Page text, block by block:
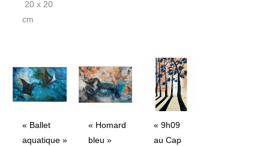
20 x 20
cm
« Ballet
aquatique »
« Homard
bleu »
« 9h09
au Cap